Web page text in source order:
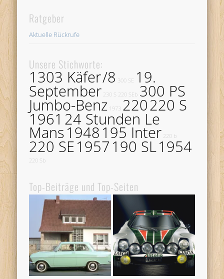
Ratgeber
Aktuelle Rückrufe
Unsere Stichworte:
1303 Käfer/8 300 SE 19.
September 230 S 220 SEb 300 PS
Jumbo-Benz 1973 220220 S
1961 24 Stunden Le
Mans1948 195 Inter 220 b
220 SE1957 190 SL1954
220 Sb
Top-Beiträge und Top-Seiten